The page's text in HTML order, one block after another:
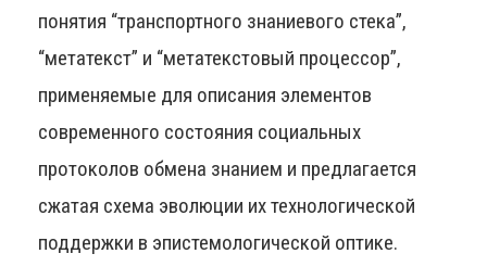
понятия “транспортного знаниевого стека”,
“метатекст” и “метатекстовый процессор”,
применяемые для описания элементов
современного состояния социальных
протоколов обмена знанием и предлагается
сжатая схема эволюции их технологической
поддержки в эпистемологической оптике.